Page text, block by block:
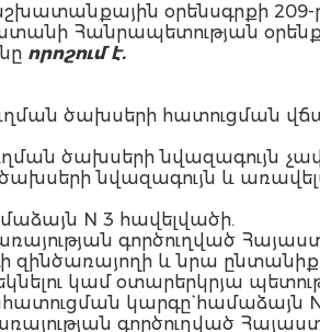
օրենսգրքի 209-
Հանրապետության
որոշում է.
ծախսերի հատուցման
ծախսերի նվազագույն
նվազագույն և
N 3 հավելվածի.
գործուղված
և նրա
կամ օտարերկրյա
կարգը` համաձայն
գործուղված